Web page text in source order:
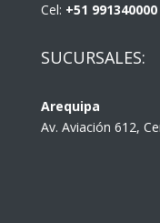
Cel: +51 991340000
SUCURSALES:
Arequipa
Av. Aviación 612,